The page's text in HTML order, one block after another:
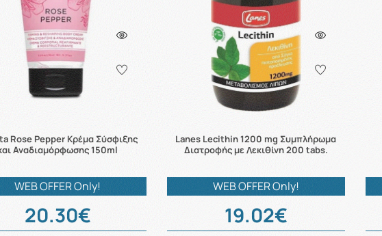
Rose Pepper Κρέμα Σύσφιξης
Αναδιαμόρφωσης 150ml
WEB OFFER Only!
20.30€
Lanes Lecithin 1200 mg Συμπλήρωμα
Διατροφής με Λεκιθίνη 200 tabs.
WEB OFFER Only!
19.02€